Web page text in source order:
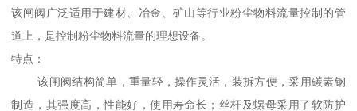
该闸阀广泛适用于建材、冶金、矿山等行业粉尘物料流量控制的管
道上，是控制粉尘物料流量的理想设备。
特点：
该闸阀结构简单，重量轻，操作灵活，装拆方便，采用碳素钢
制造，其强度高，性能好，使用寿命长；丝杆及螺母采用了软防护